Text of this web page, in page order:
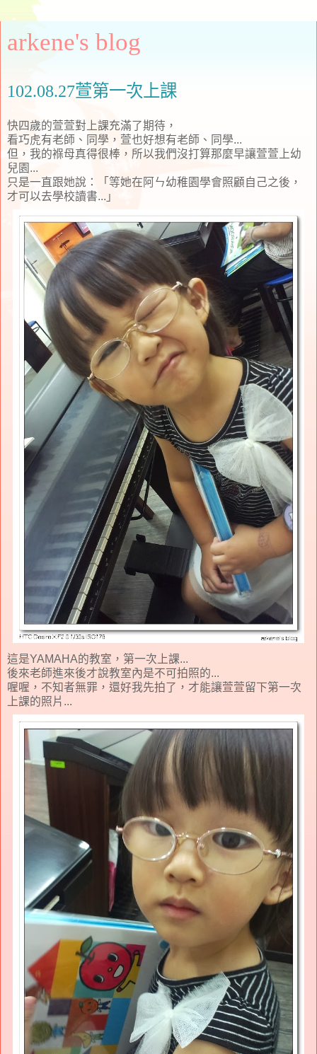
arkene's blog
102.08.27萱第一次上課
快四歲的萱萱對上課充滿了期待，
看巧虎有老師、同學，萱也好想有老師、同學...
但，我的褓母真得很棒，所以我們沒打算那麼早讓萱萱上幼
兒園...
只是一直跟她說：「等她在阿ㄣ幼稚園學會照顧自己之後，
才可以去學校讀書...」
這是YAMAHA的教室，第一次上課...
後來老師進來後才說教室內是不可拍照的...
喔喔，不知者無罪，還好我先拍了，才能讓萱萱留下第一次
上課的照片...